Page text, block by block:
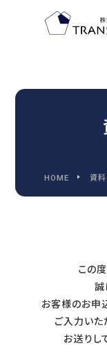
人
HOME 資料
この
誠
お客様のお申
ご入力い
お送りし